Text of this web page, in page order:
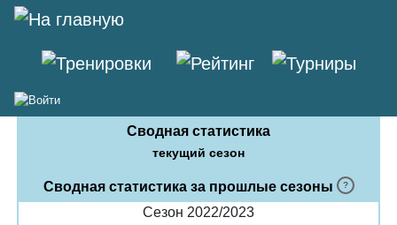
Сводная статистика
текущий сезон
Сводная статистика за прошлые сезоны
Сезон 2022/2023